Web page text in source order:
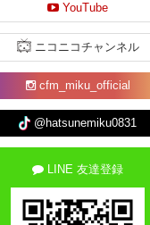
YouTube
ニコニコチャンネル
cfm_miku_official
@hatsunemiku0831
LINE 友達登録